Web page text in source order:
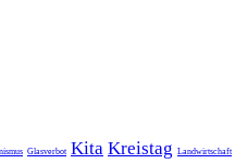
Glasverbot Kita Kreistag Landwirtschaft